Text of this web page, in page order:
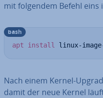
mit folgendem Befehl eins
apt install linux-image-
bash
Nach einem Kernel-
damit der neue Kernel